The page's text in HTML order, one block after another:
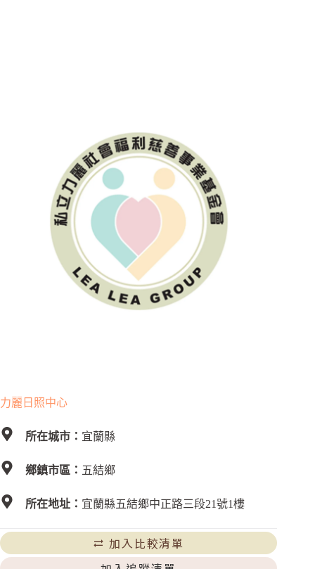
力麗日照中心
所在城市： 宜蘭縣
鄉鎮市區： 五結鄉
所在地址： 宜蘭縣五結鄉中正路三段21號1樓
加入比較清單